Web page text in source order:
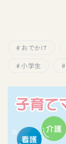
おでかけ
小学生